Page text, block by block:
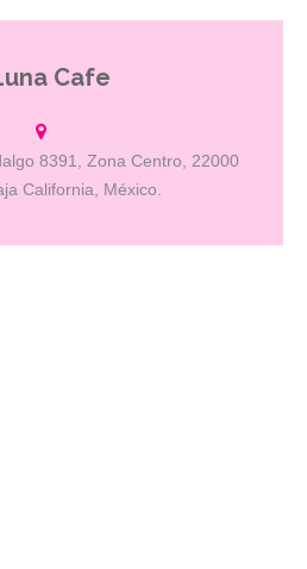
Cafe
8391, Zona Centro, 22000
California, México.